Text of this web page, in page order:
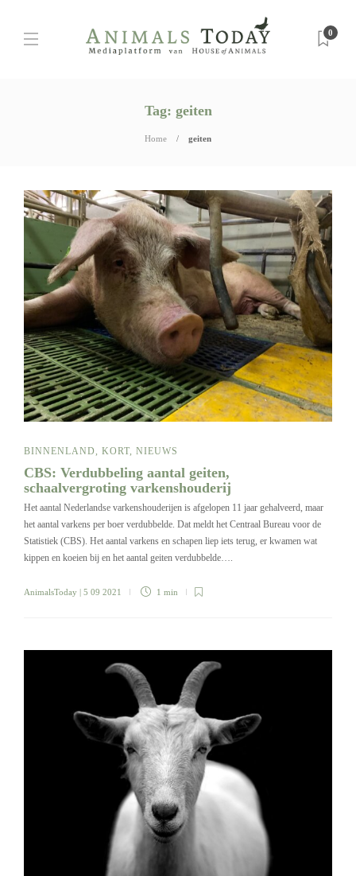
0
Tag: geiten
Home geiten
BINNENLAND, KORT, NIEUWS
CBS: Verdubbeling aantal geiten,
schaalvergroting varkenshouderij
Het aantal Nederlandse varkenshouderijen is afgelopen 11 jaar gehalveerd, maar
het aantal varkens per boer verdubbelde. Dat meldt het Centraal Bureau voor de
Statistiek (CBS). Het aantal varkens en schapen liep iets terug, er kwamen wat
kippen en koeien bij en het aantal geiten verdubbelde….
AnimalsToday | 5 09 2021 1 min